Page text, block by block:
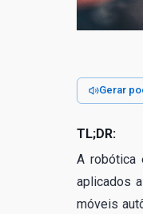
Gerar
TL;DR:
A robótica
aplicados
móveis